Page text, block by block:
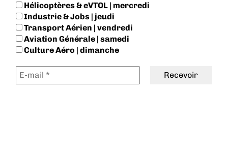
Hélicoptères & eVTOL | mercredi
Industrie & Jobs | jeudi
Transport Aérien | vendredi
Aviation Générale | samedi
Culture Aéro | dimanche